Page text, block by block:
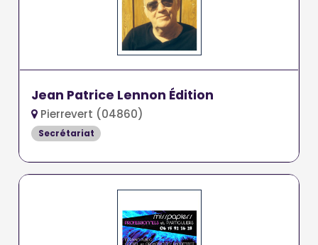
Jean Patrice Lennon Édition
Pierrevert (04860)
Secrétariat